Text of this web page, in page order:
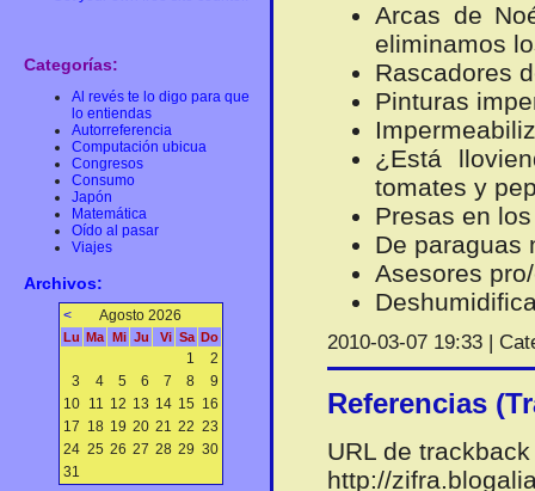
Arcas de
eliminamos
Rascadores
Pinturas
¿Está
tomates y
Presas en
De paraguas
Asesores
2010-03-07 19:33 |
Referencias
URL de
http://
Categorías:
Al revés te lo digo para que
lo entiendas
Autorreferencia
Computación ubicua
Congresos
Consumo
Japón
Matemática
Oído al pasar
Viajes
Archivos:
< Agosto 2026
Lu Ma Mi Ju Vi Sa Do
1
2
3
4 5 6 7 8
9
10 11 12 13 14 15 16
17 18 19 20 21 22 23
24 25 26 27 28 29 30
31